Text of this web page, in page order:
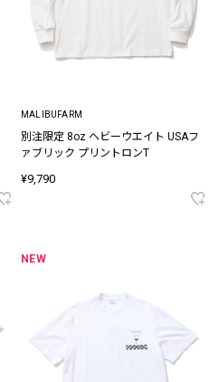
MALIBUFARM
別注限定 8oz ヘビーウエイト USAフ
ァブリック プリントロンT
¥9,790
NEW